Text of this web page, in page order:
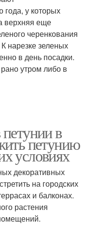
года, у которых
верхняя еще
черенкования
нарезке зеленых
в день посадки.
утром либо в
в
петунию
условиях
декоративных
на городских
и балконах.
растения